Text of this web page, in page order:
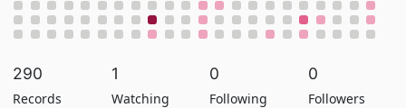
290
Records
1
Watching
0
Following
0
Followers